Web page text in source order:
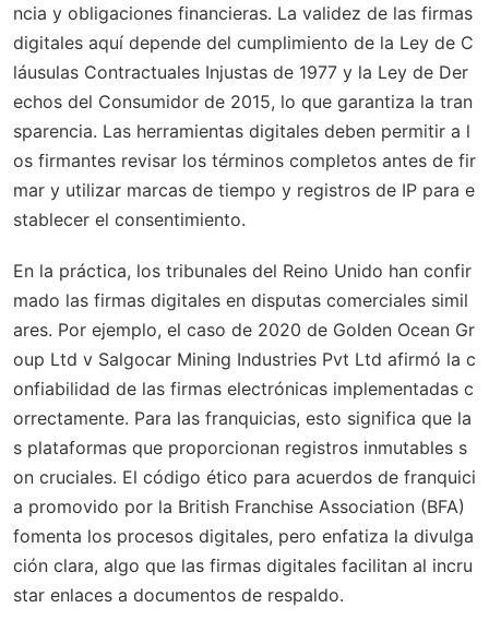
ncia y obligaciones financieras. La validez de las firmas
digitales aquí depende del cumplimiento de la Ley de C
láusulas Contractuales Injustas de 1977 y la Ley de Der
echos del Consumidor de 2015, lo que garantiza la tran
sparencia. Las herramientas digitales deben permitir a l
os firmantes revisar los términos completos antes de fir
mar y utilizar marcas de tiempo y registros de IP para e
stablecer el consentimiento.
En la práctica, los tribunales del Reino Unido han confir
mado las firmas digitales en disputas comerciales simil
ares. Por ejemplo, el caso de 2020 de Golden Ocean Gr
oup Ltd v Salgocar Mining Industries Pvt Ltd afirmó la c
onfiabilidad de las firmas electrónicas implementadas c
orrectamente. Para las franquicias, esto significa que la
s plataformas que proporcionan registros inmutables s
on cruciales. El código ético para acuerdos de franquici
a promovido por la British Franchise Association (BFA)
fomenta los procesos digitales, pero enfatiza la divulga
ción clara, algo que las firmas digitales facilitan al incru
star enlaces a documentos de respaldo.